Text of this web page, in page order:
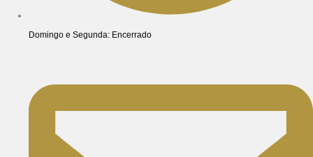
Domingo e Segunda: Encerrado